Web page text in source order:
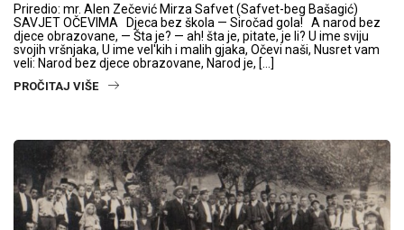
Priredio: mr. Alen Zečević Mirza Safvet (Safvet-beg Bašagić)
SAVJET OČEVIMA Djeca bez škola — Siročad gola! A narod bez
djece obrazovane, — Šta je? — ah! šta je, pitate, je li? U ime sviju
svojih vršnjaka, U ime vel'kih i malih gjaka, Očevi naši, Nusret vam
veli: Narod bez djece obrazovane, Narod je, […]
PROČITAJ VIŠE